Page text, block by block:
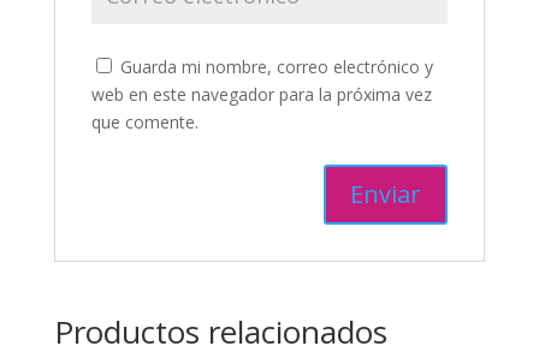
Guarda mi nombre, correo electrónico y
web en este navegador para la próxima vez
que comente.
Productos relacionados